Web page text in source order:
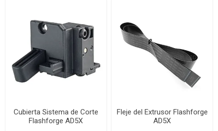
Cubierta Sistema de Corte
Flashforge AD5X
Fleje del Extrusor Flashforge
AD5X